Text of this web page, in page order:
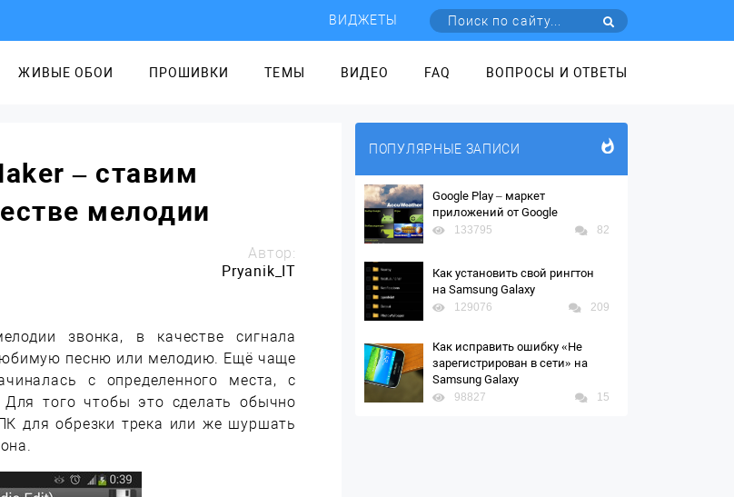
ВИДЖЕТЫ
ЖИВЫЕ ОБОИ ПРОШИВКИ ТЕМЫ ВИДЕО FAQ ВОПРОСЫ И ОТВЕТЫ
– ставим
мелодии
Автор:
Pryanik_IT
звонка, в качестве сигнала
песню или мелодию. Ещё чаще
с определенного места, с
того чтобы это сделать обычно
для обрезки трека или же шуршать
ПОПУЛЯРНЫЕ ЗАПИСИ
Google Play – маркет
приложений от Google
133795 82
Как установить свой рингтон
на Samsung Galaxy
129076 209
Как исправить ошибку «Не
зарегистрирован в сети» на
Samsung Galaxy
98827 15